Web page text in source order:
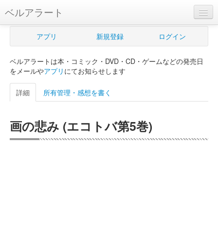
ベルアラート
ベルアラートとは
新規登録
ログイン
購入管理
アプリ 新規登録 ログイン
ベルアラートは本・コミック・DVD・CD・ゲームなどの発売日
をメールやアプリ にてお知らせします
詳細 所有管理・感想を書く
画の悲み (エコトバ第5巻)